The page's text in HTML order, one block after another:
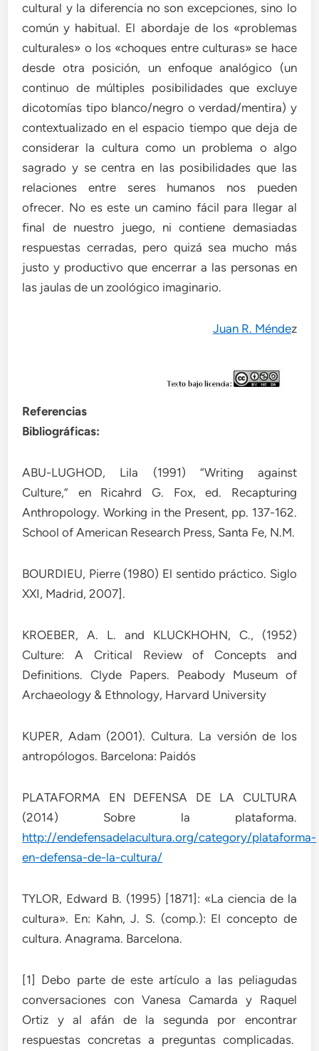
cultural y la diferencia no son excepciones, sino lo
común y habitual. El abordaje de los «problemas
culturales» o los «choques entre culturas» se hace
desde otra posición, un enfoque analógico (un
continuo de múltiples posibilidades que excluye
dicotomías tipo blanco/negro o verdad/mentira) y
contextualizado en el espacio tiempo que deja de
considerar la cultura como un problema o algo
sagrado y se centra en las posibilidades que las
relaciones entre seres humanos nos pueden
ofrecer. No es este un camino fácil para llegar al
final de nuestro juego, ni contiene demasiadas
respuestas cerradas, pero quizá sea mucho más
justo y productivo que encerrar a las personas en
las jaulas de un zoológico imaginario.
Juan R. Méndez
Referencias
Bibliográficas:
ABU-LUGHOD, Lila (1991) “Writing against
Culture,” en Ricahrd G. Fox, ed. Recapturing
Anthropology. Working in the Present, pp. 137-162.
School of American Research Press, Santa Fe, N.M.
BOURDIEU, Pierre (1980) El sentido práctico. Siglo
XXI, Madrid, 2007].
KROEBER, A. L. and KLUCKHOHN, C., (1952)
Culture: A Critical Review of Concepts and
Definitions. Clyde Papers. Peabody Museum of
Archaeology & Ethnology, Harvard University
KUPER, Adam (2001). Cultura. La versión de los
antropólogos. Barcelona: Paidós
PLATAFORMA EN DEFENSA DE LA CULTURA
(2014) Sobre la plataforma.
http://endefensadelacultura.org/category/plataforma-
en-defensa-de-la-cultura/
TYLOR, Edward B. (1995) [1871]: «La ciencia de la
cultura». En: Kahn, J. S. (comp.): El concepto de
cultura. Anagrama. Barcelona.
[1] Debo parte de este artículo a las peliagudas
conversaciones con Vanesa Camarda y Raquel
Ortiz y al afán de la segunda por encontrar
respuestas concretas a preguntas complicadas.